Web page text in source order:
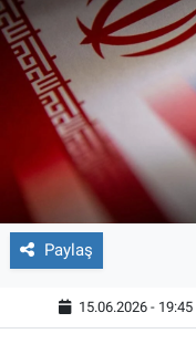
Paylaş
15.06.2026 - 19:45